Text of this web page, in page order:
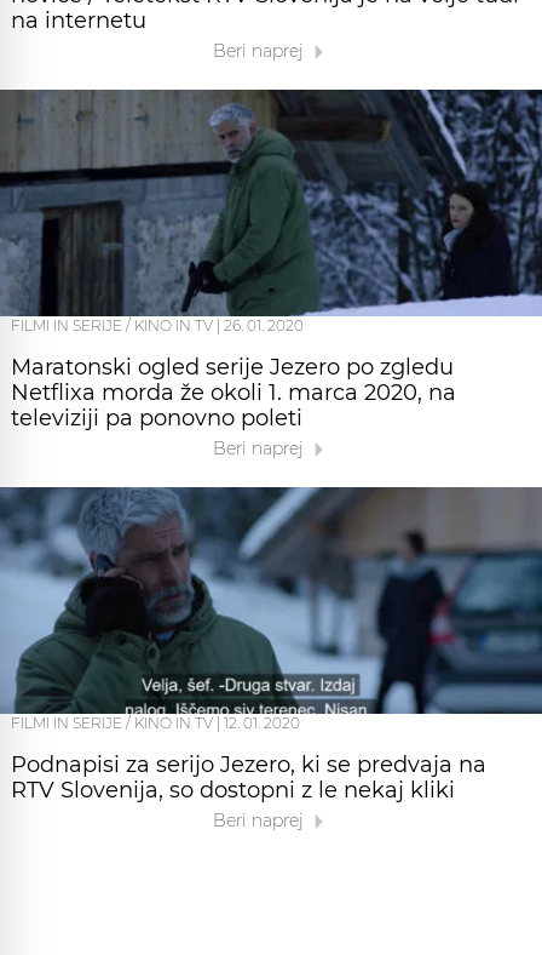
na internetu
Beri naprej
FILMI IN SERIJE / KINO IN TV 26. 01. 2020
Maratonski ogled serije Jezero po zgledu
Netflixa morda že okoli 1. marca 2020, na
televiziji pa ponovno poleti
Beri naprej
FILMI IN SERIJE / KINO IN TV | 12. 01. 2020
Podnapisi za serijo Jezero, ki se predvaja na
RTV Slovenija, so dostopni z le nekaj kliki
Beri naprej